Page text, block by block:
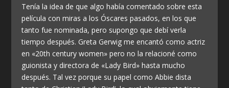
Tenía la idea de que algo había comentado sobre esta
película con miras a los Óscares pasados, en los que
tanto fue nominada, pero supongo que debí verla
tiempo después. Greta Gerwig me encantó como actriz
en «20th century women» pero no la relacioné como
guionista y directora de «Lady Bird» hasta mucho
después. Tal vez porque su papel como Abbie dista